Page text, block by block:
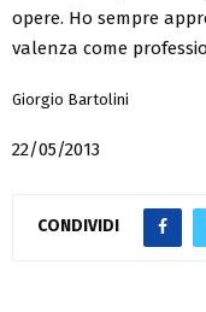
opere. Ho sempre
valenza come
Giorgio Bartolini
22/05/2013
CONDIVIDI